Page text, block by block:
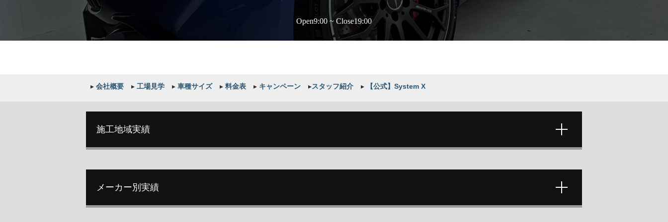
Open9:00 ~ Close19:00
▸ 会社概要 ▸ 工場見学 ▸ 車種サイズ ▸ 料金表 ▸ キャンペーン ▸スタッフ紹介 ▸ 【公式】System X
施工地域実績
メーカー別実績